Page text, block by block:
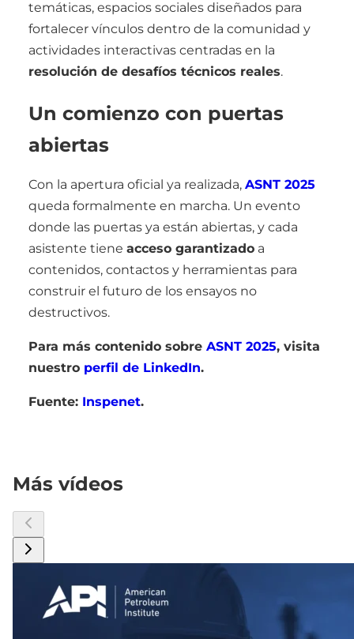
temáticas, espacios sociales diseñados para
fortalecer vínculos dentro de la comunidad y
actividades interactivas centradas en la
resolución de desafíos técnicos reales.
Un comienzo con puertas
abiertas
Con la apertura oficial ya realizada, ASNT 2025
queda formalmente en marcha. Un evento
donde las puertas ya están abiertas, y cada
asistente tiene acceso garantizado a
contenidos, contactos y herramientas para
construir el futuro de los ensayos no
destructivos.
Para más contenido sobre ASNT 2025, visita
nuestro perfil de LinkedIn.
Fuente: Inspenet.
Más vídeos